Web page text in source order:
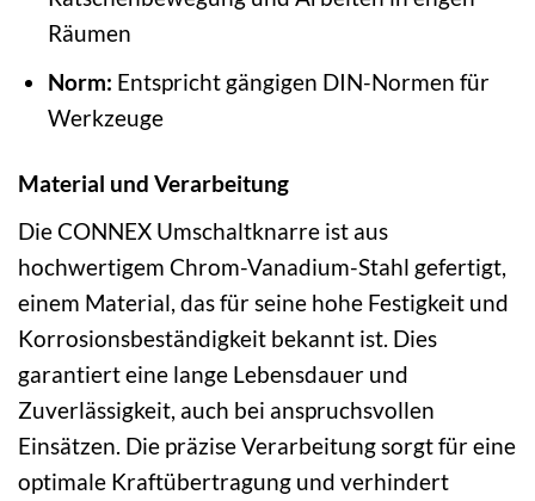
Räumen
Norm: Entspricht gängigen DIN-Normen für
Werkzeuge
Material und Verarbeitung
Die CONNEX Umschaltknarre ist aus
hochwertigem Chrom-Vanadium-Stahl gefertigt,
einem Material, das für seine hohe Festigkeit und
Korrosionsbeständigkeit bekannt ist. Dies
garantiert eine lange Lebensdauer und
Zuverlässigkeit, auch bei anspruchsvollen
Einsätzen. Die präzise Verarbeitung sorgt für eine
optimale Kraftübertragung und verhindert